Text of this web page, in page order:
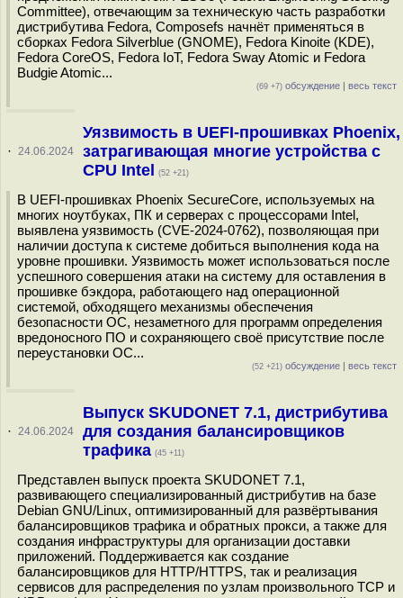
Committee), отвечающим за техническую часть разработки
дистрибутива Fedora, Composefs начнёт применяться в
сборках Fedora Silverblue (GNOME), Fedora Kinoite (KDE),
Fedora CoreOS, Fedora IoT, Fedora Sway Atomic и Fedora
Budgie Atomic...
(69 +7) обсуждение | весь текст
· 24.06.2024
Уязвимость в UEFI-прошивках Phoenix,
затрагивающая многие устройства с
CPU Intel
(52 +21)
В UEFI-прошивках Phoenix SecureCore, используемых на
многих ноутбуках, ПК и серверах с процессорами Intel,
выявлена уязвимость (CVE-2024-0762), позволяющая при
наличии доступа к системе добиться выполнения кода на
уровне прошивки. Уязвимость может использоваться после
успешного совершения атаки на систему для оставления в
прошивке бэкдора, работающего над операционной
системой, обходящего механизмы обеспечения
безопасности ОС, незаметного для программ определения
вредоносного ПО и сохраняющего своё присутствие после
переустановки ОС...
(52 +21) обсуждение | весь текст
· 24.06.2024
Выпуск SKUDONET 7.1, дистрибутива
для создания балансировщиков
трафика (45 +11)
Представлен выпуск проекта SKUDONET 7.1,
развивающего специализированный дистрибутив на базе
Debian GNU/Linux, оптимизированный для развёртывания
балансировщиков трафика и обратных прокси, а также для
создания инфраструктуры для организации доставки
приложений. Поддерживается как создание
балансировщиков для HTTP/HTTPS, так и реализация
сервисов для распределения по узлам произвольного TCP и